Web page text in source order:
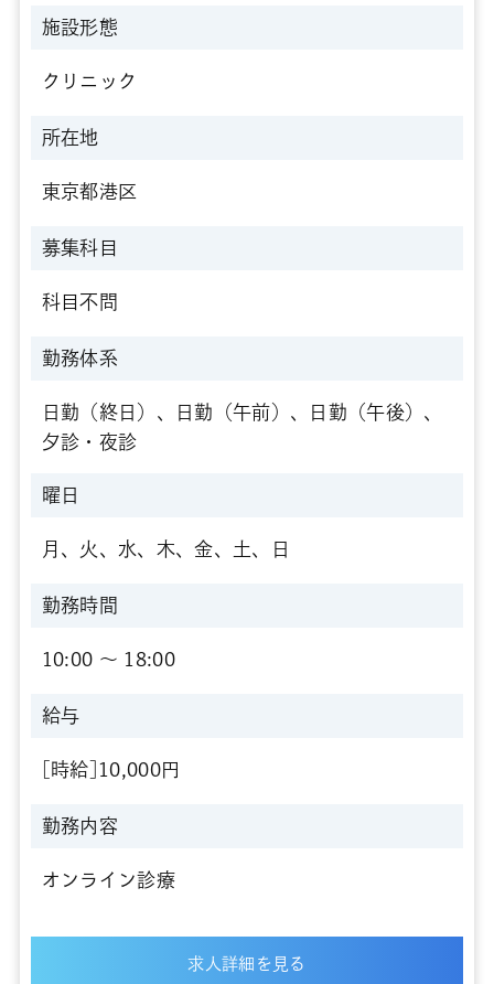
施設形態
クリニック
所在地
東京都港区
募集科目
科目不問
勤務体系
日勤（終日）、日勤（午前）、日勤（午後）、
夕診・夜診
曜日
月、火、水、木、金、土、日
勤務時間
10:00 〜 18:00
給与
[時給]10,000円
勤務内容
オンライン診療
求人詳細を見る